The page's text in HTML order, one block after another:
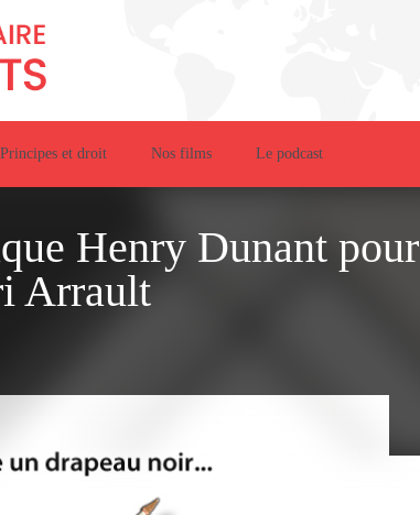
Principes et droit Nos films Le podcast
Henry Dunant pour
Arrault